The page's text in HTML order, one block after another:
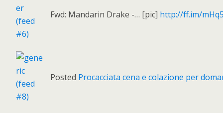
Fwd: Mandarin Drake -… [pic] http://ff.im/
Posted Procacciata cena e colazione per